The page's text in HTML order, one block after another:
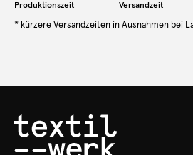
Produktionszeit
Versandzeit
* kürzere Versandzeiten in Ausnahmen bei